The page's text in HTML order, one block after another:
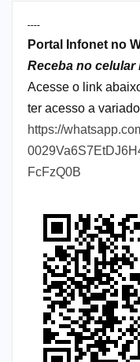
----
Portal Infonet no
Receba no
Acesse o link
ter acesso a
https://
FcFzQ0B